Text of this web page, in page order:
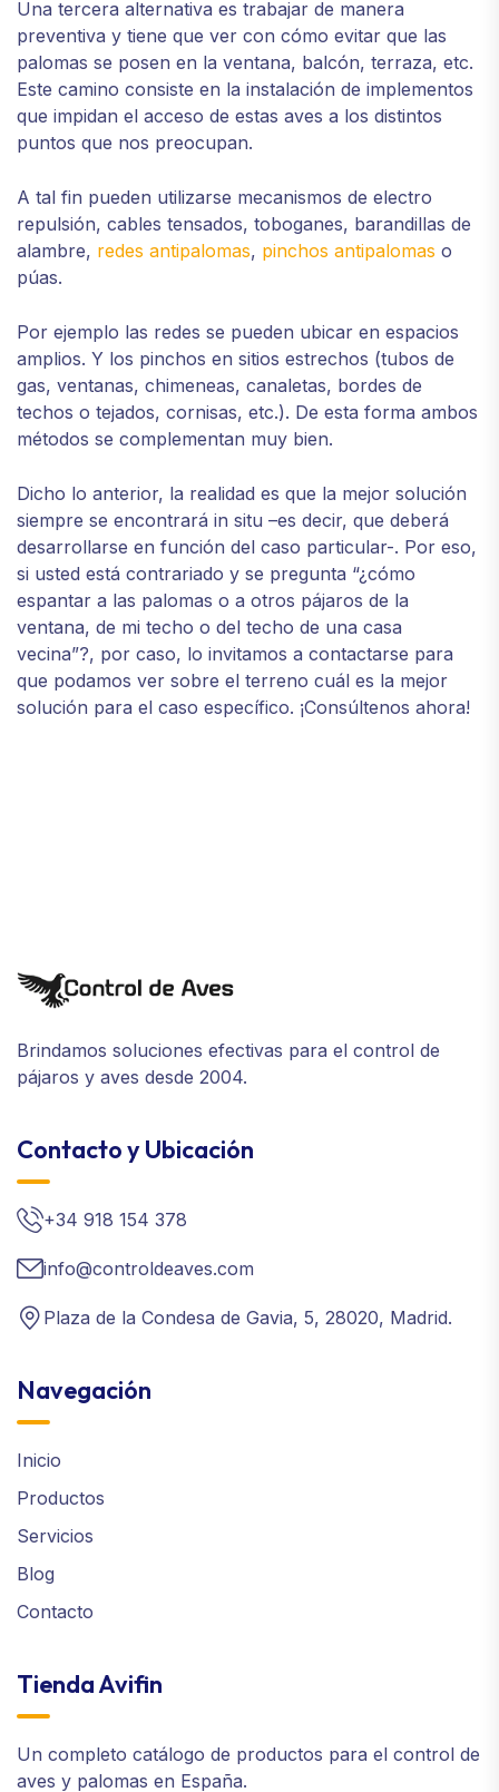
Una tercera alternativa es trabajar de manera
preventiva y tiene que ver con cómo evitar que las
palomas se posen en la ventana, balcón, terraza, etc.
Este camino consiste en la instalación de implementos
que impidan el acceso de estas aves a los distintos
puntos que nos preocupan.
A tal fin pueden utilizarse mecanismos de electro
repulsión, cables tensados, toboganes, barandillas de
alambre, redes antipalomas, pinchos antipalomas o
púas.
Por ejemplo las redes se pueden ubicar en espacios
amplios. Y los pinchos en sitios estrechos (tubos de
gas, ventanas, chimeneas, canaletas, bordes de
techos o tejados, cornisas, etc.). De esta forma ambos
métodos se complementan muy bien.
Dicho lo anterior, la realidad es que la mejor solución
siempre se encontrará in situ –es decir, que deberá
desarrollarse en función del caso particular-. Por eso,
si usted está contrariado y se pregunta “¿cómo
espantar a las palomas o a otros pájaros de la
ventana, de mi techo o del techo de una casa
vecina”?, por caso, lo invitamos a contactarse para
que podamos ver sobre el terreno cuál es la mejor
solución para el caso específico. ¡Consúltenos ahora!
Brindamos soluciones efectivas para el control de
pájaros y aves desde 2004.
Contacto y Ubicación
+34 918 154 378
info@controldeaves.com
Plaza de la Condesa de Gavia, 5, 28020, Madrid.
Navegación
Inicio
Productos
Servicios
Blog
Contacto
Tienda Avifin
Un completo catálogo de productos para el control de
aves y palomas en España.